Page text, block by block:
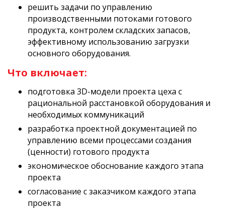
решить задачи по управлению
производственными потоками готового
продукта, контролем складских запасов,
эффективному использованию загрузки
основного оборудования.
Что включает:
подготовка 3D-модели проекта цеха с
рациональной расстановкой оборудования и
необходимых коммуникаций
разработка проектной документацией по
управлению всеми процессами создания
(ценности) готового продукта
экономическое обоснование каждого этапа
проекта
согласование с заказчиком каждого этапа
проекта